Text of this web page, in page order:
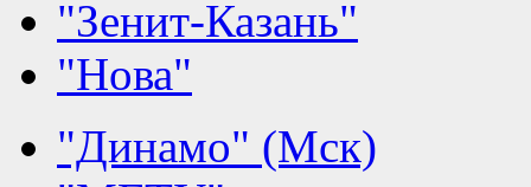
"Зенит-Казань"
"Нова"
"Динамо" (Мск)